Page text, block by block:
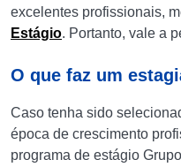
excelentes profissionais,
Estágio. Portanto, vale a
O que faz um
Caso tenha sido
época de crescimento
programa de estágio